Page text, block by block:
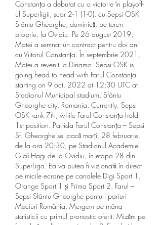
Constanţa a debutat cu o victorie în playoff-
ul Superligii, scor 2-1 (1-0), cu Sepsi OSK
Sfântu Gheorghe, duminică, pe teren
propriu, la Ovidiu. Pe 26 august 2019,
Matei a semnat un contract pentru doi ani
cu Viitorul Constanța. În septembrie 2021,
Matei a revenit la Dinamo. Sepsi OSK is
going head to head with Farul Constanța
starting on 9 oct. 2022 at 12:30 UTC at
Stadionul Municipal stadium, Sfântu
Gheorghe city, Romania. Currently, Sepsi
OSK rank 7th, while Farul Constanța hold
1st position. Partida Farul Constanța – Sepsi
Sf. Gheorghe se joacă marți, 28 februarie,
de la ora 20:30, pe Stadionul Academiei
Gică Hagi de la Ovidiu, în etapa 28 din
SuperLiga. Ea va putea fi vizionată în direct
pe micile ecrane pe canalele Digi Sport 1,
Orange Sport 1 și Prima Sport 2. Farul –
Sepsi Sfântu Gheorghe ponturi pariuri
Meciuri România. Mergem pe mâna
statisticii cu primul pronostic oferit. Mizăm pe